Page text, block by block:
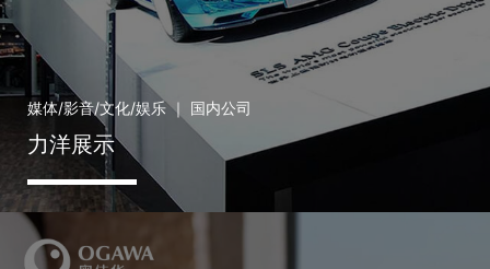
媒体/影音/文化/娱乐 ｜ 国内公司
力洋展示